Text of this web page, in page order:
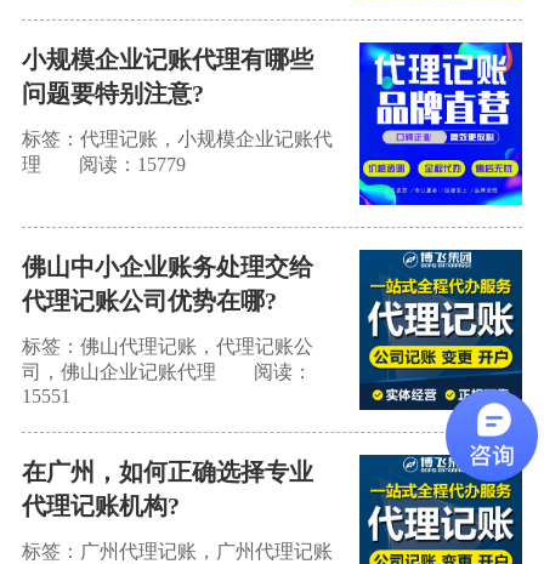
小规模企业记账代理有哪些
问题要特别注意?
标签：代理记账，小规模企业记账代
理
阅读：15779
佛山中小企业账务处理交给
代理记账公司优势在哪?
标签：佛山代理记账，代理记账公
司，佛山企业记账代理
阅读：
15551
在广州，如何正确选择专业
代理记账机构?
标签：广州代理记账，广州代理记账